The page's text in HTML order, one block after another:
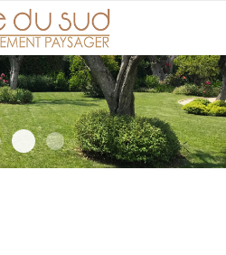
Slide Home1
Slide Home2
Slide5